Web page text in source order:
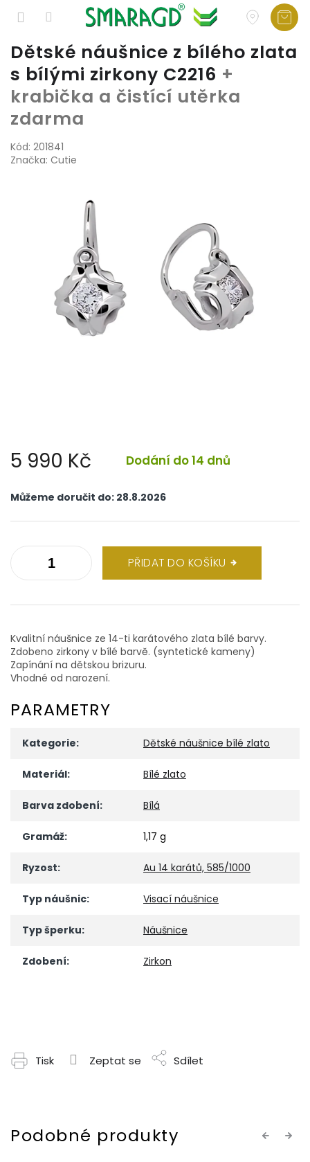
Přejít
obsah
Dětské náušnice z bílého zlata
s bílými zirkony C2216 +
krabička a čistící utěrka
zdarma
Kód: 201841
Značka: Cutie
5 990 Kč Dodání do 14 dnů
cena:
Můžeme doručit do: 28.8.2026
PŘIDAT DO KOŠÍKU
Kvalitní náušnice ze 14-ti karátového zlata bílé barvy.
Zdobeno zirkony v bílé barvě. (syntetické kameny)
Zapínání na dětskou brizuru.
Vhodné od narození.
PARAMETRY
Kategorie: Dětské náušnice bílé zlato
Materiál: Bílé zlato
Barva zdobení: Bílá
Gramáž: 1,17 g
Ryzost: Au 14 karátů, 585/1000
Typ náušnic: Visací náušnice
Typ šperku: Náušnice
Zdobení: Zirkon
Tisk Zeptat se Sdílet
Previous
Next